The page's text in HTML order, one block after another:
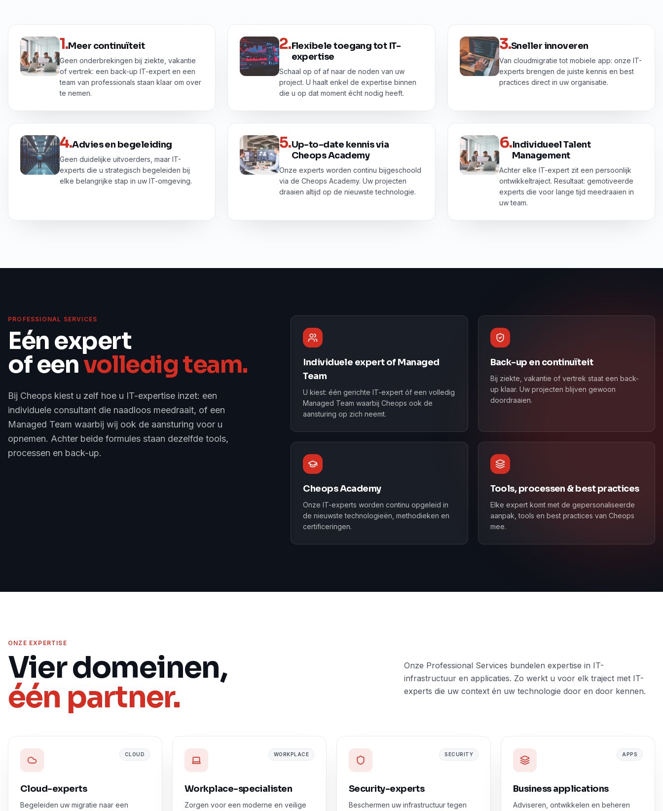
1.Meer continuïteit
Geen onderbrekingen bij ziekte, vakantie
of vertrek: een back-up IT-expert en een
team van professionals staan klaar om over
te nemen.
2.Flexibele toegang tot IT-
expertise
Schaal op of af naar de noden van uw
project. U haalt enkel de expertise binnen
die u op dat moment écht nodig heeft.
3.Sneller innoveren
Van cloudmigratie tot mobiele app: onze IT-
experts brengen de juiste kennis en best
practices direct in uw organisatie.
4.Advies en begeleiding
Geen duidelijke uitvoerders, maar IT-
experts die u strategisch begeleiden bij
elke belangrijke stap in uw IT-omgeving.
5.Up-to-date kennis via
Cheops Academy
Onze experts worden continu bijgeschoold
via de Cheops Academy. Uw projecten
draaien altijd op de nieuwste technologie.
6.Individueel Talent
Management
Achter elke IT-expert zit een persoonlijk
ontwikkeltraject. Resultaat: gemotiveerde
experts die voor lange tijd meedraaien in
uw team.
PROFESSIONAL SERVICES
Eén expert
of eenvolledig team.
Bij Cheops kiest u zelf hoe u IT-expertise inzet: een
individuele consultant die naadloos meedraait, of een
Managed Team waarbij wij ook de aansturing voor u
opnemen. Achter beide formules staan dezelfde tools,
processen en back-up.
Individuele expert of Managed
Team
U kiest: één gerichte IT-expert óf een volledig
Managed Team waarbij Cheops ook de
aansturing op zich neemt.
Back-up en continuïteit
Bij ziekte, vakantie of vertrek staat een back-
up klaar. Uw projecten blijven gewoon
doordraaien.
Cheops Academy
Onze IT-experts worden continu opgeleid in
de nieuwste technologieën, methodieken en
certificeringen.
Tools, processen & best practices
Elke expert komt met de gepersonaliseerde
aanpak, tools en best practices van Cheops
mee.
ONZE EXPERTISE
Vier domeinen,
één partner.
Onze Professional Services bundelen expertise in IT-
infrastructuur en applicaties. Zo werkt u voor elk traject met IT-
experts die uw context én uw technologie door en door kennen.
CLOUD
Cloud-experts
Begeleiden uw migratie naar een
WORKPLACE
Workplace-specialisten
Zorgen voor een moderne en veilige
SECURITY
Security-experts
Beschermen uw infrastructuur tegen
APPS
Business applications
Adviseren, ontwikkelen en beheren